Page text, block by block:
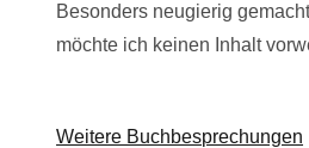
Besonders neugierig
möchte ich keinen Inhalt
Weitere Buchbesprechungen